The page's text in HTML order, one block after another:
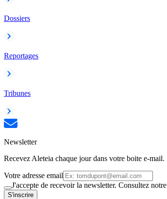
Dossiers
Reportages
Tribunes
Newsletter
Recevez Aleteia chaque jour dans votre boite e-mail.
Votre adresse email
J'accepte de recevoir la newsletter. Consultez notre
S'inscrire